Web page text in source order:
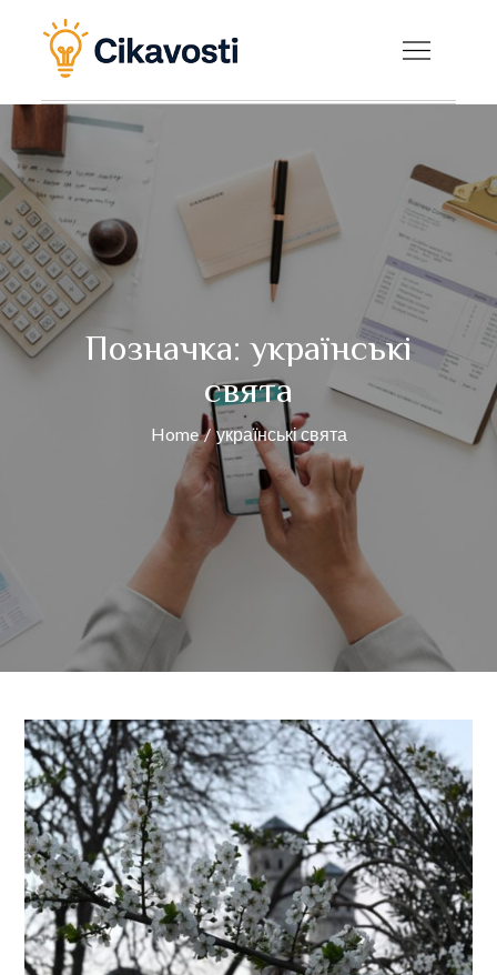
Cikavosti — Цікаві
факти, новини та
будь-яку тему
Позначка: українські
свята
Home українські свята